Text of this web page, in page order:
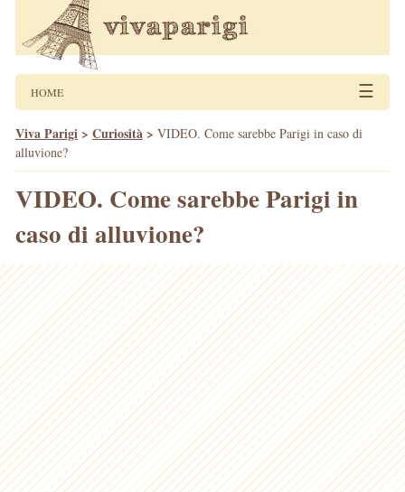
HOME ☰
Viva Parigi > Curiosità > VIDEO. Come sarebbe Parigi in caso di
alluvione?
VIDEO. Come sarebbe Parigi in
caso di alluvione?